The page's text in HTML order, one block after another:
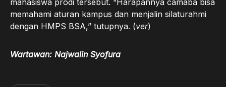
mahasiswa prodi tersebut. “Harapannya camaba bisa
memahami aturan kampus dan menjalin silaturahmi
dengan HMPS BSA,” tutupnya. (ver)
Wartawan: Najwalin Syofura